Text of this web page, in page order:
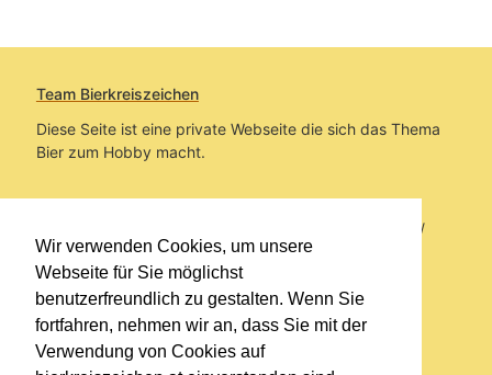
Wir verwenden Cookies, um unsere
Webseite für Sie möglichst
benutzerfreundlich zu gestalten. Wenn Sie
fortfahren, nehmen wir an, dass Sie mit der
Verwendung von Cookies auf
Team Bierkreiszeichen
Diese Seite ist eine private Webseite die sich das Thema
Bier zum Hobby macht.
Sie befinden sich auf https://www.bierkreiszeichen.at/
im Pfad:Übers Bier/Brauereien
Erstellt: 2014-07-31
Links